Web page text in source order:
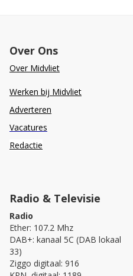
Over Ons
Over Midvliet
Werken bij Midvliet
Adverteren
Vacatures
Redactie
Radio & Televisie
Radio
Ether: 107.2 Mhz
DAB+: kanaal 5C (DAB lokaal
33)
Ziggo digitaal: 916